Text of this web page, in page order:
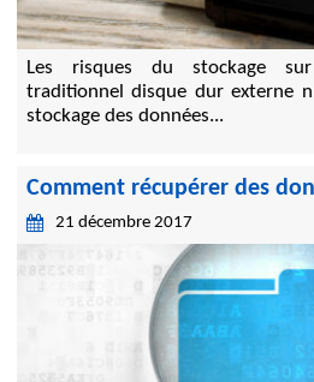
Les risques du stockage
traditionnel disque dur externe
stockage des données...
Comment récupérer des
21 décembre 2017